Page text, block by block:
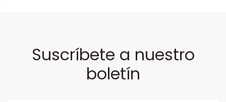
Suscríbete a nuestro
boletín